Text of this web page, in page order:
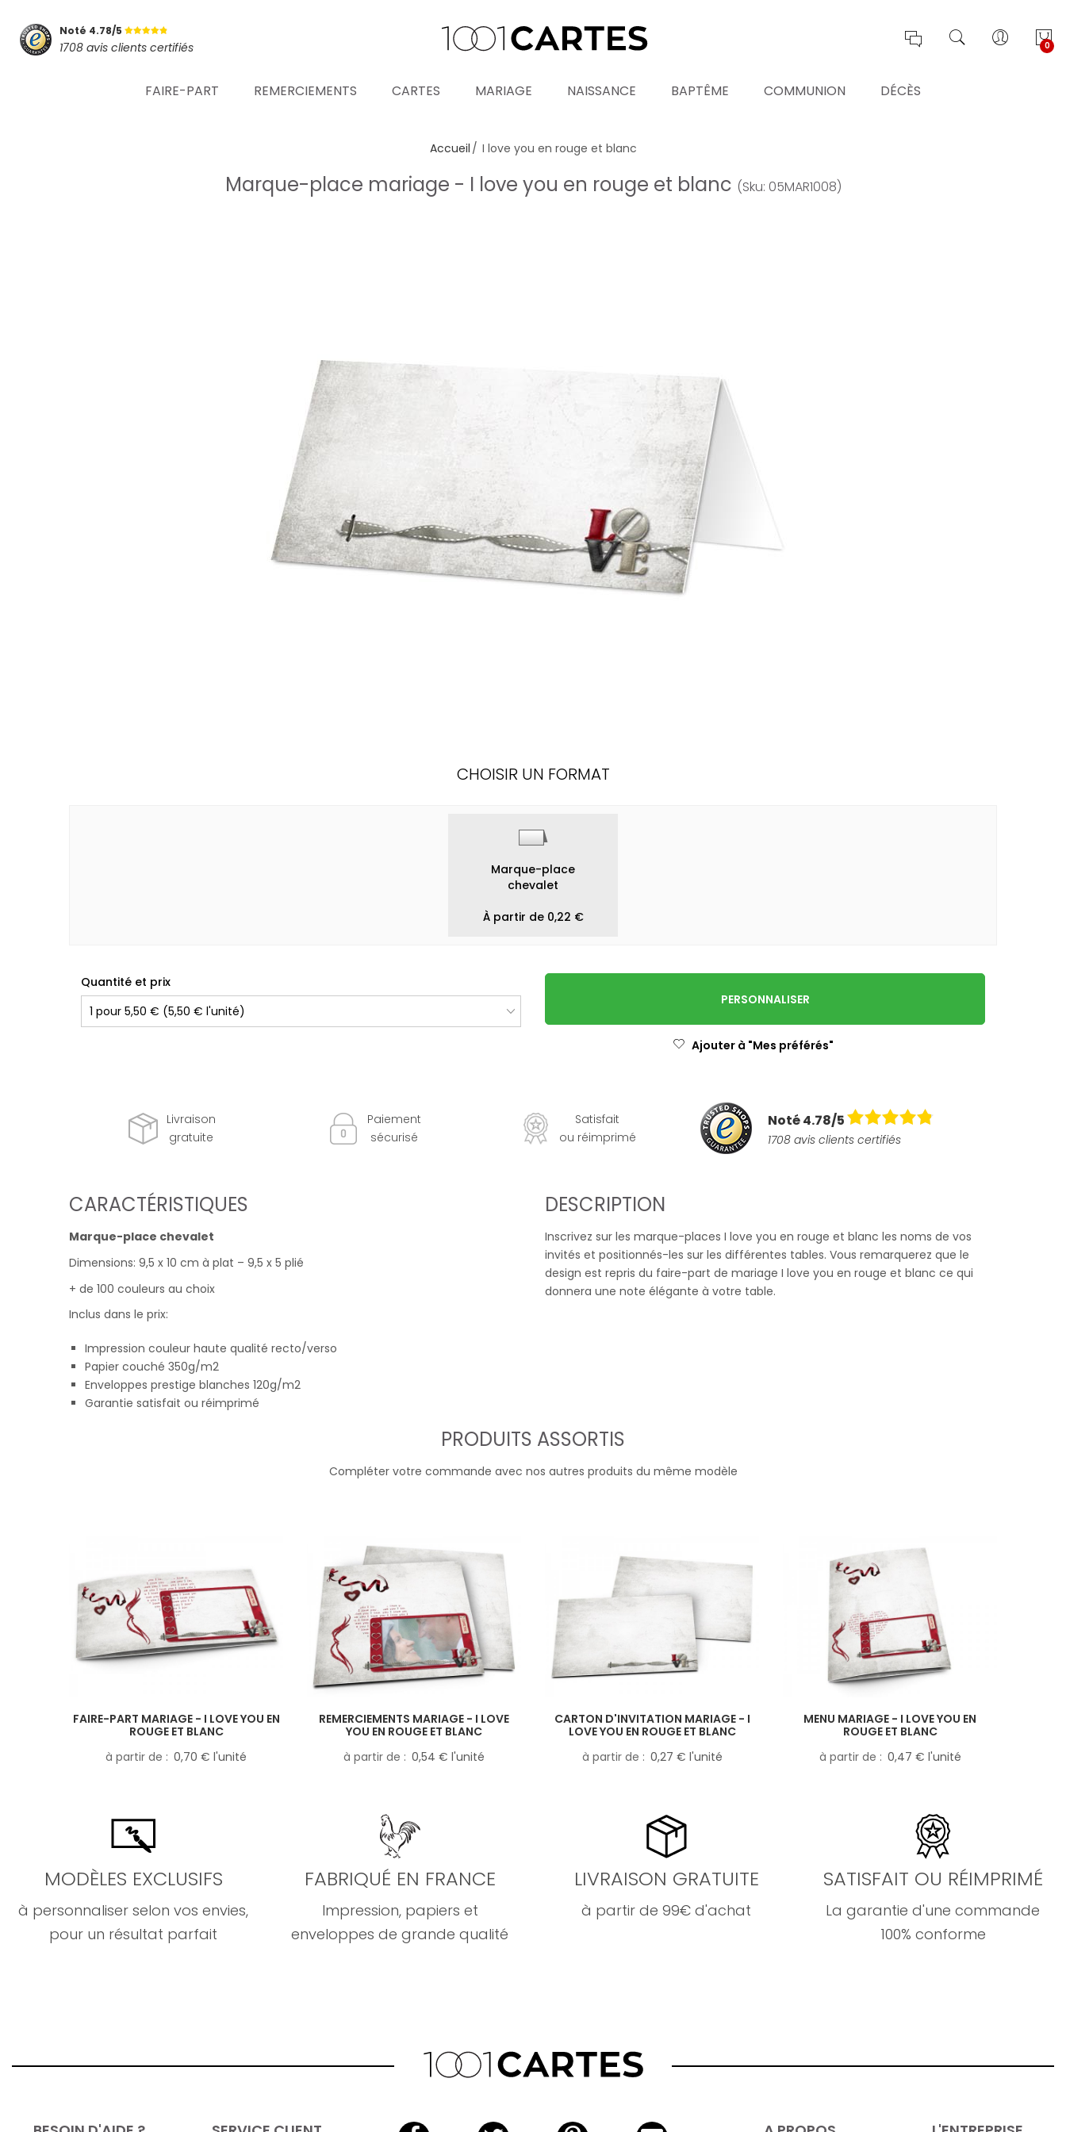
Noté 4.78/5
1708 avis clients certifiés 0
FAIRE-PART REMERCIEMENTS CARTES MARIAGE NAISSANCE BAPTÊME COMMUNION DÉCÈS
Mot de passe oublié ?
SE CONNECTER
Accueil I love you en rouge et blanc
Marque-place mariage - I love you en rouge et blanc (Sku: 05MAR1008)
CHOISIR UN FORMAT
Marque-place
chevalet
À partir de 0,22 €
Quantité et prix
PERSONNALISER
Ajouter à "Mes préférés"
Livraison
gratuite
Paiement
sécurisé
Satisfait
ou réimprimé
Noté 4.78/5
1708 avis clients certifiés
CARACTÉRISTIQUES
Marque-place chevalet
Dimensions: 9,5 x 10 cm à plat – 9,5 x 5 plié
+ de 100 couleurs au choix
Inclus dans le prix:
Impression couleur haute qualité recto/verso
Papier couché 350g/m2
Enveloppes prestige blanches 120g/m2
Garantie satisfait ou réimprimé
DESCRIPTION
Inscrivez sur les marque-places I love you en rouge et blanc les noms de vos
invités et positionnés-les sur les différentes tables. Vous remarquerez que le
design est repris du faire-part de mariage I love you en rouge et blanc ce qui
donnera une note élégante à votre table.
PRODUITS ASSORTIS
Compléter votre commande avec nos autres produits du même modèle
FAIRE-PART MARIAGE - I LOVE YOU EN
ROUGE ET BLANC
à partir de
0,70 € l'unité
REMERCIEMENTS MARIAGE - I LOVE
YOU EN ROUGE ET BLANC
à partir de
0,54 € l'unité
CARTON D'INVITATION MARIAGE - I
LOVE YOU EN ROUGE ET BLANC
à partir de
0,27 € l'unité
MENU MARIAGE - I LOVE YOU EN
ROUGE ET BLANC
à partir de
0,47 € l'unité
MODÈLES EXCLUSIFS
à personnaliser selon vos envies,
pour un résultat parfait
FABRIQUÉ EN FRANCE
Impression, papiers et
enveloppes de grande qualité
LIVRAISON GRATUITE
à partir de 99€ d'achat
SATISFAIT OU RÉIMPRIMÉ
La garantie d'une commande
100% conforme